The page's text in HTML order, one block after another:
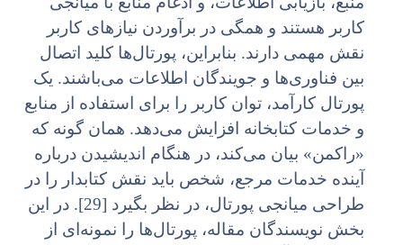
کاربر هستند و همگی در برآوردن نیازهای کاربر
نقش مهمی دارند. بنابراین، پورتال‌ها کلید اتصال
بین فناوری‌ها و جویندگان اطلاعات می‌باشند. یک
پورتال کارآمد، توان کاربر را برای استفاده از منابع
و خدمات کتابخانه افزایش می‌دهد. همان گونه که
«راکمن» بیان می‌کند، در هنگام اندیشیدن درباره
آینده خدمات مرجع، شخص باید نقش کتابدار را در
طراحی میانجی پورتال، در نظر بگیرد [29]. در این
بخش نویسندگان مقاله، پورتال‌ها را نمونه‌ای از